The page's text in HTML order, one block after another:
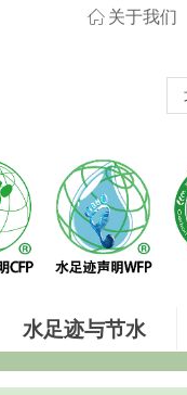
ꀇ 关于我们
水足迹与节水